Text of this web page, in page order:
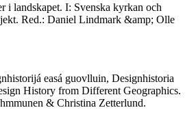
i landskapet. I: Svenska kyrkan och
Red.: Daniel Lindmark &amp; Olle
easá guovlluin, Designhistoria
History from Different Geographics.
& Christina Zetterlund.